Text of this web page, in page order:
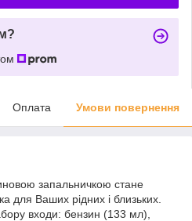
Оплата Умови повернення
запальничкою стане
для Ваших рідних і близьких.
входи: бензин (133 мл),